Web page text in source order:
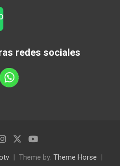
redes sociales
Theme by: Theme Horse